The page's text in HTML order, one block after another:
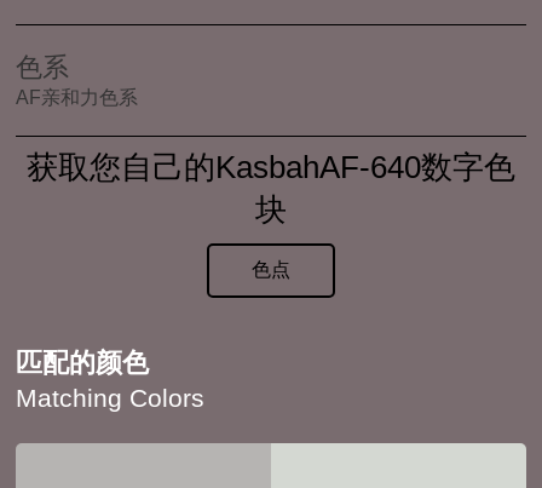
色系
AF亲和力色系
获取您自己的KasbahAF-640数字色
块
色点
匹配的颜色
Matching Colors